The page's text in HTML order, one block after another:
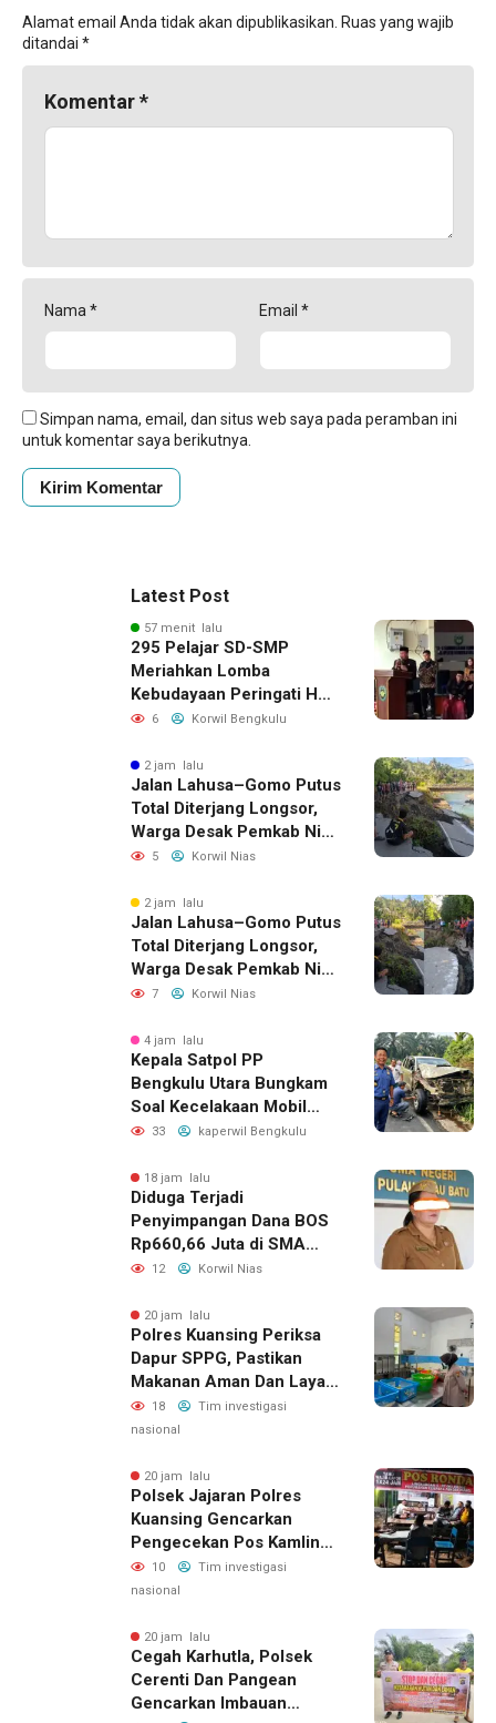
Alamat email Anda tidak akan dipublikasikan. Ruas yang wajib
ditandai *
Komentar*
Nama * Email *
Simpan nama, email, dan situs web saya pada peramban ini
untuk komentar saya berikutnya.
Latest Post
57 menit lalu
295 Pelajar SD-SMP
Meriahkan Lomba
Kebudayaan Peringati HUT
RI Ke-81 di Bengkulu
6 Korwil Bengkulu
2 jam lalu
Jalan Lahusa–Gomo Putus
Total Diterjang Longsor,
Warga Desak Pemkab Nias
Selatan Bergerak Cepat
5 Korwil Nias
2 jam lalu
Jalan Lahusa–Gomo Putus
Total Diterjang Longsor,
Warga Desak Pemkab Nias
Selatan Bergerak Cepat
7 Korwil Nias
4 jam lalu
Kepala Satpol PP
Bengkulu Utara Bungkam
Soal Kecelakaan Mobil
Dinas yang Dikemudikan
33 kaperwil Bengkulu
18 jam lalu
Diduga Terjadi
Penyimpangan Dana BOS
Rp660,66 Juta di SMA
Negeri 1 Pulau-Pulau
Belanja Bernilai Besar Jadi
Sorotan; LSM GEMPUR
Siapkan Laporan ke
Kejaksaan
12 Korwil Nias
20 jam lalu
Polres Kuansing Periksa
Dapur SPPG, Pastikan
Makanan Aman Dan Layak
Dikonsumsi
18
Tim investigasi
nasional
20 jam lalu
Polsek Jajaran Polres
Kuansing Gencarkan
Pengecekan Pos Kamling,
Kapolres Ajak Warga Aktif
Jaga Keamanan
10
Tim investigasi
nasional
20 jam lalu
Cegah Karhutla, Polsek
Cerenti Dan Pangean
Gencarkan Imbauan